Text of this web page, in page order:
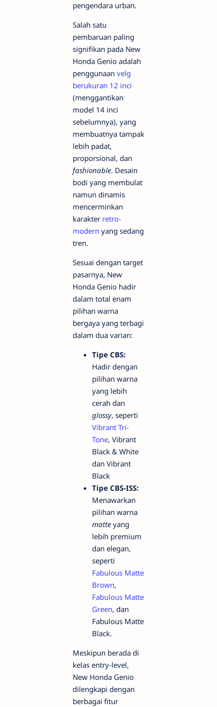
pengendara urban.
Salah satu
pembaruan paling
signifikan pada New
Honda Genio adalah
penggunaan velg
berukuran 12 inci
(menggantikan
model 14 inci
sebelumnya), yang
membuatnya tampak
lebih padat,
proporsional, dan
fashionable. Desain
bodi yang membulat
namun dinamis
mencerminkan
karakter retro-
modern yang sedang
tren.
Sesuai dengan target
pasarnya, New
Honda Genio hadir
dalam total enam
pilihan warna
bergaya yang terbagi
dalam dua varian:
Tipe CBS:
Hadir dengan
pilihan warna
yang lebih
cerah dan
glossy, seperti
Vibrant Tri-
Tone, Vibrant
Black & White
dan Vibrant
Black
Tipe CBS-ISS:
Menawarkan
pilihan warna
matte yang
lebih premium
dan elegan,
seperti
Fabulous Matte
Brown,
Fabulous Matte
Green, dan
Fabulous Matte
Black.
Meskipun berada di
kelas entry-level,
New Honda Genio
dilengkapi dengan
berbagai fitur